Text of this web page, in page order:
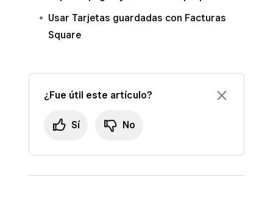
Usar Tarjetas guardadas con Facturas
Square
¿Fue útil este artículo?
Sí No